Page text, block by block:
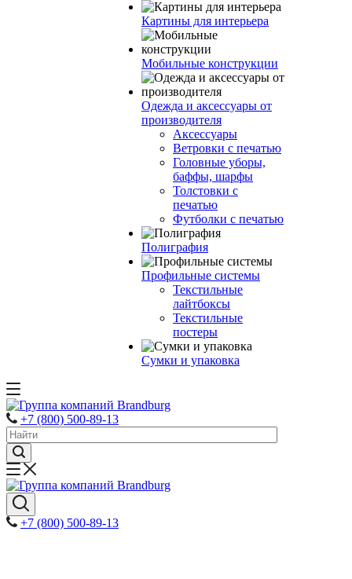
Картины для интерьера
Мобильные конструкции
Одежда и аксессуары от
производителя
Аксессуары
Ветровки с печатью
Головные уборы,
баффы, шарфы
Толстовки с
печатью
Футболки с печатью
Полиграфия
Профильные системы
Текстильные
лайтбоксы
Текстильные
постеры
Сумки и упаковка
+7 (800) 500-89-13
+7 (800) 500-89-13